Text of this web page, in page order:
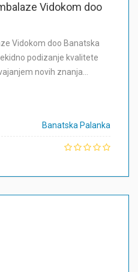
Vidokom doo
Vidokom doo Banatska
podizanje kvalitete
novih znanja…
Banatska Palanka